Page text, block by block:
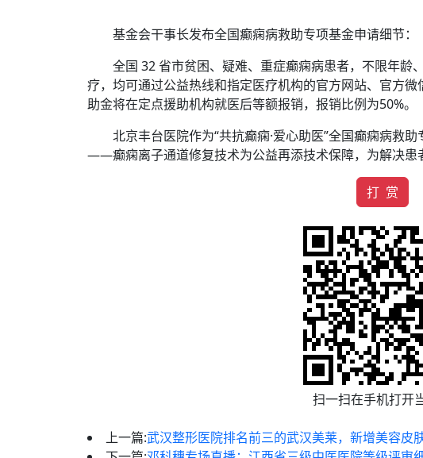
基金会干事长发布全国癫痫病救助专项基金申请细节：
全国 32 省市贫困、疑难、重症癫痫病患者，不限年龄
疗，均可通过公益热线和指定医疗机构的官方网站、官方
助金将在定点援助机构就医后等额报销，报销比例为50%。
北京丰台医院作为“共抗癫痫·爱心助医”全国癫痫病救助
——癫痫离子通道修复技术为公益再添技术保障，为解决患
打 赏
扫一扫在手机打开
上一篇:武汉整形医院排名前三的武汉美莱，新增美容皮